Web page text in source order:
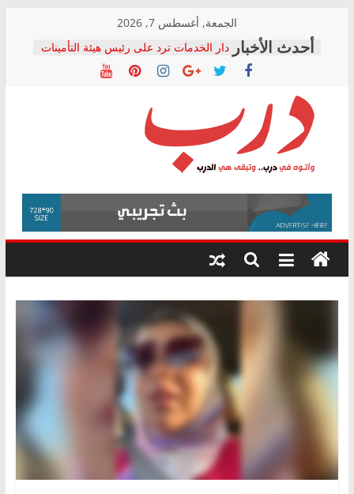
content
الجمعة, أغسطس 7, 2026
دار الخدمات ترد على رئيس هيئة التأمينات
بعد مؤتمره الصحفي: إنكار الأزمة لا ينهي
معاناة أصحاب المعاشات.. ونطالب بكشف
فرحات سليمان يكتب: القطاع الصحي إلى
أين؟
حزب التحالف الشعبي يطلق لجنة “الحق
في الصحة” بالإسكندرية لرصد الانتهاكات
ودعم المرضى
الوزاري لمدينة الصحفيين.. وانتهاء أعمال
إنشاء المبنى الإداري
المجلس القومي لحقوق الإنسان يعلن
متابعة قضية الدكتور محمد زهران.. ويؤكد:
قرينة البراءة وضمانات المحاكمة العادلة
درب
وأتوه
درب..
وتبقى
هي